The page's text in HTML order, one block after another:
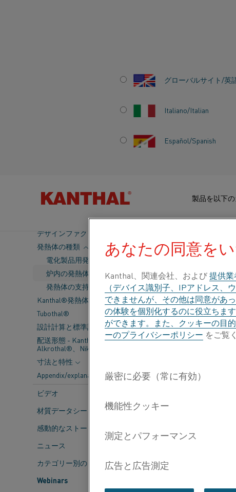
グローバルサイト/英
Italiano/Italian
Español/Spanish
製品を以下
加熱材料の知識
炉内の発熱体
抵抗発熱合金
低温用途用抵抗合金
デザインファクター
発熱体の種類
電化製品用発熱体
炉内の発熱体
発熱体の支持システム
Kanthal®発熱体の主要データ
Tubothal®
設計計算と標準許容差
配送形態 - Kanthal®、
Alkrothal®、Nikrothal®
寸法と特性
Appendix/explanations
ビデオ
材質データシート
感動的なストーリー
ニュース
カテゴリー別のコンテンツ
Webinars
工業用要素の
ます）、利
す。
炉内温度
る値だけ、炉内温
炉電力
炉の電力は、炉の
めに必要な電力量
常、十分です。 電
響を与えません。
力を供給すること
響を及ぼします。
ます。
あなたの同意を
Kanthal、関連会社、および提供
（デバイス識別子、IPアドレス、
できませんが、その他は同意があ
の体験を個別化するのに役立ちま
ができます。また、クッキーの目
ーのプライバシーポリシー をご覧